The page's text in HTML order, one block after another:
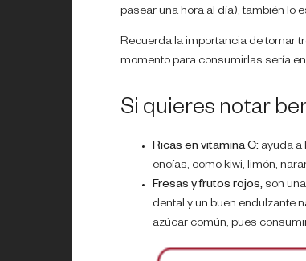
pasear una hora al día), también lo
Recuerda la importancia de tomar
momento para consumirlas sería
Si quieres notar
Ricas en vitamina C: ayuda a
encías, como kiwi, limón,
Fresas y frutos rojos, son
dental y un buen endulzante
azúcar común, pues